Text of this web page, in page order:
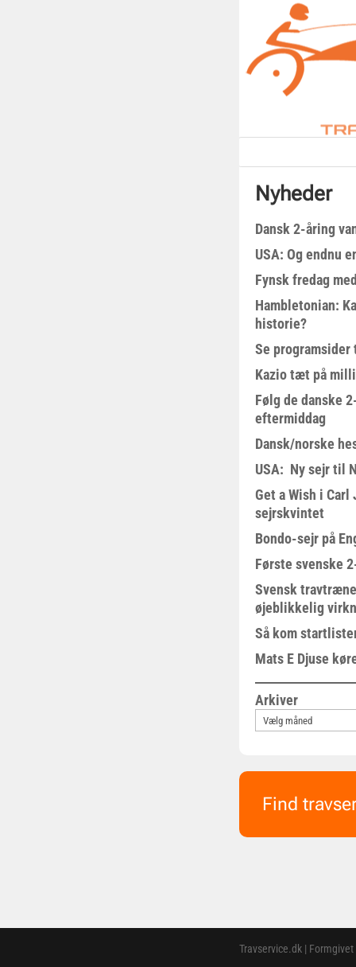
Nyheder
Dansk 2-åring
USA: Og endnu
Fynsk fredag
Hambletonian:
historie?
Se
Kazio tæt på
Følg de danske
eftermiddag
Dansk/norske
USA: Ny sejr til
Get a Wish i Carl
sejrskvintet
Bondo-sejr på
Første svenske
Svensk
øjeblikkelig
Så kom
Mats E Djuse
Arkiver
Find
Travservice.dk |